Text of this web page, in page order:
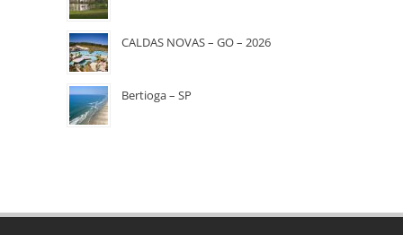
CALDAS NOVAS – GO – 2026
Bertioga – SP